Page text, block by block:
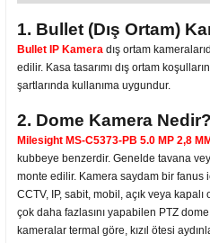
1. Bullet (Dış Ortam)
Bullet IP Kamera dış ortam
edilir. Kasa tasarımı dış ortam
şartlarında kullanıma uygundur.
2. Dome Kamera Nedir?
Milesight MS-C5373-PB 5.0 MP 2,8
kubbeye benzerdir. Genelde tavana
monte edilir. Kamera saydam bir fanus
CCTV, IP, sabit, mobil, açık veya
çok daha fazlasını yapabilen PTZ
kameralar termal göre, kızıl ötesi